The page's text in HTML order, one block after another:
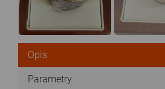
Opis
Parametry